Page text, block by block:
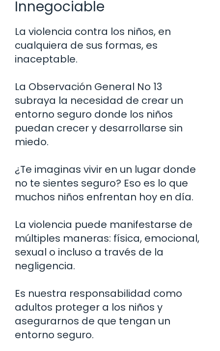
Innegociable
La violencia contra los niños, en
cualquiera de sus formas, es
inaceptable.
La Observación General No 13
subraya la necesidad de crear un
entorno seguro donde los niños
puedan crecer y desarrollarse sin
miedo.
¿Te imaginas vivir en un lugar donde
no te sientes seguro? Eso es lo que
muchos niños enfrentan hoy en día.
La violencia puede manifestarse de
múltiples maneras: física, emocional,
sexual o incluso a través de la
negligencia.
Es nuestra responsabilidad como
adultos proteger a los niños y
asegurarnos de que tengan un
entorno seguro.